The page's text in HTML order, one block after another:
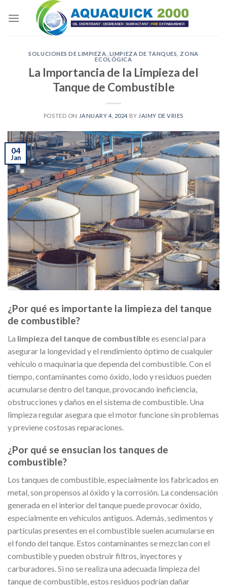
SOLUCIONES DE LIMPIEZA LIMPIEZA DE TANQUES
ZONA
ECOLÓGICA
La Importancia de la Limpieza del
Tanque de Combustible
POSTED ON JANUARY 4, 2024 BY JAIMY DE VRIES
04
Jan
¿Por qué es importante la limpieza del tanque
de combustible?
La limpieza del tanque de combustiblees esencial para
asegurar la longevidad y el rendimiento óptimo de cualquier
vehículo o maquinaria que dependa del combustible. Con el
tiempo, contaminantes como óxido, lodo y residuos pueden
acumularse dentro del tanque, provocando ineficiencia,
obstrucciones y daños en el sistema de combustible. Una
limpieza regular asegura que el motor funcione sin problemas
y previene costosas reparaciones.
¿Por qué se ensucian los tanques de
combustible?
Los tanques de combustible, especialmente los fabricados en
metal, son propensos al óxido y la corrosión. La condensación
generada en el interior del tanque puede provocar óxido,
especialmente en vehículos antiguos. Además, sedimentos y
partículas presentes en el combustible suelen acumularse en
el fondo del tanque. Estos contaminantes se mezclan con el
combustible y pueden obstruir filtros, inyectores y
carburadores. Si no se realiza una adecuada limpieza del
tanque de combustible, estos residuos podrían dañar